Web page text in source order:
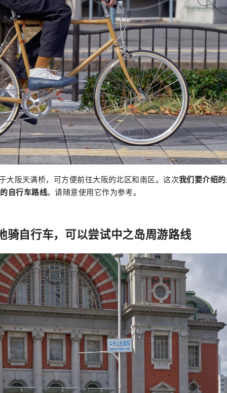
大阪天满桥，可方便前往大阪的北区和南区。这次我们要介绍
自行车路线。请随意使用它作为参考。
骑自行车，可以尝试中之岛周游路线